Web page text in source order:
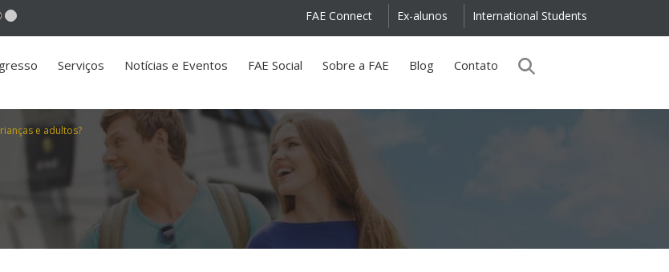
International Students
Ex-alunos
FAE Connect
Serviços Notícias e Eventos FAE Social Sobre a FAE Blog Contato
e adultos?